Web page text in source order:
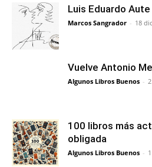
Luis Eduardo
Marcos Sangrador - 18
Vuelve Antonio
Algunos Libros Buenos -
100 libros más
obligada
Algunos Libros Buenos -